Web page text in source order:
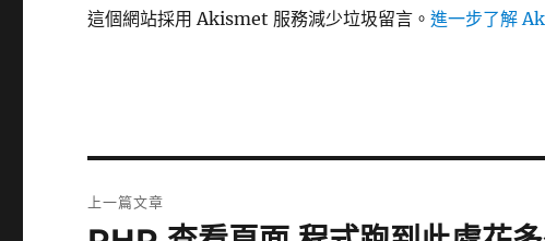
這個網站採用 Akismet 服務減少垃圾留言。進一步了解
章
上一篇文章
上